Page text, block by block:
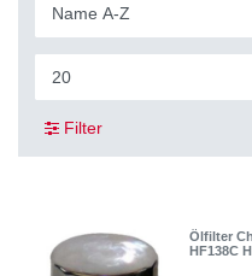
Filter
Ölfilter
HF138C